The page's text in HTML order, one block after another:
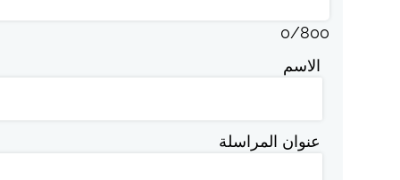
0/800
الاسم
عنوان المراسلة